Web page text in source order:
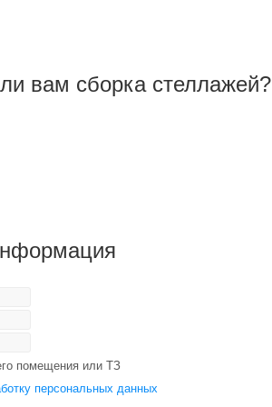
вам сборка стеллажей?
помещения или ТЗ
персональных данных